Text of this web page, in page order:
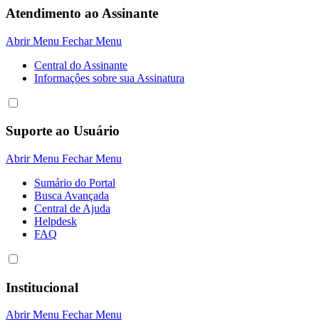
Atendimento ao Assinante
Abrir Menu Fechar Menu
Central do Assinante
Informaçôes sobre sua Assinatura
Suporte ao Usuário
Abrir Menu Fechar Menu
Sumário do Portal
Busca Avançada
Central de Ajuda
Helpdesk
FAQ
Institucional
Abrir Menu Fechar Menu